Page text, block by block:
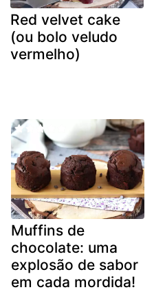
Red velvet cake
(ou bolo veludo
vermelho)
Muffins de
chocolate: uma
explosão de sabor
em cada mordida!